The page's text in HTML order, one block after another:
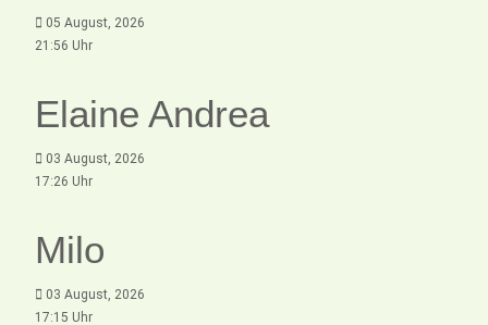
05 August, 2026
21:56 Uhr
Elaine Andrea
03 August, 2026
17:26 Uhr
Milo
03 August, 2026
17:15 Uhr